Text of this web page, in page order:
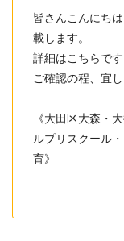
皆さんこんにち
載します。
詳細はこちら
ご確認の程、宜
《大田区大森・
ルプリスクール
育》